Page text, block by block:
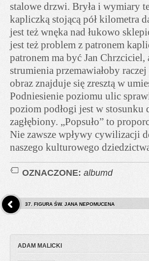
stalowe drzwi. Bryła i wymiary
kapliczką stojącą pół kilometra
jest też wnęka nad łukowo
jest też problem z patronem
patronem ma być Jan
strumienia przemawiałoby
obraz znajduje się zresztą w
Podniesienie poziomu ulic
poziom podłogi jest w
zagłębiony. „Popsuło” to
Nie zawsze wpływy cywilizacji
naszego kulturowego
OZNACZONE: albumd
37. FIGURA ŚW. JANA NEPOMUCENA
ADAM MALICKI